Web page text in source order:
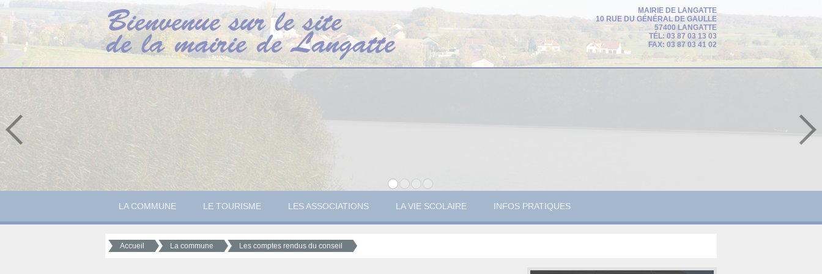
MAIRIE DE LANGATTE
10 RUE DU GÉNÉRAL DE GAULLE
57400 LANGATTE
TÉL: 03 87 03 13 03
FAX: 03 87 03 41 02
LA COMMUNE LE TOURISME LES ASSOCIATIONS LA VIE SCOLAIRE INFOS PRATIQUES
Accueil La commune Les comptes rendus du conseil